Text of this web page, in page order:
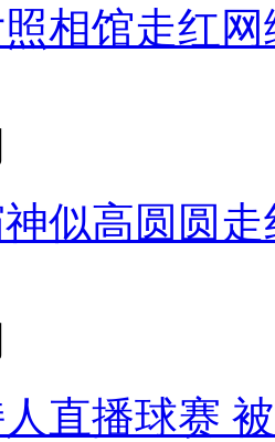
相馆走红网
似高圆圆走
直播球赛